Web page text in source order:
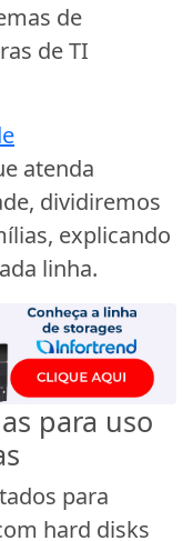
de
de TI
atenda
dividiremos
explicando
linha.
para uso
para
hard disks